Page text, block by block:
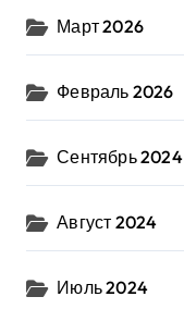
Март 2026
Февраль 2026
Сентябрь 2024
Август 2024
Июль 2024